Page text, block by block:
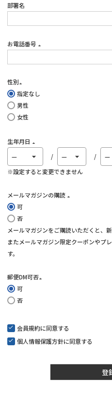
部署名
お電話番号
性別
(必
須)
指定なし
男性
女性
生年月日
(必
須)
※設定すると変更できません
メールマガジンの購読
可
否
メールマガジンをご購読いただくと、
またメールマガジン限定クーポンやプ
す。
郵便DM可否
可
否
会員規約に同意する
個人情報保護方針に同意する
登